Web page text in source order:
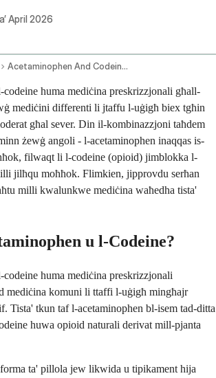
April 2026
Acetaminophen And Codeine Oral Route
huma mediċina preskrizzjonali għall-
mediċini differenti li jtaffu l-uġigħ biex tgħin
għal sever. Din il-kombinazzjoni taħdem
żewġ angoli - l-acetaminophen inaqqas is-
filwaqt li l-codeine (opioid) jimblokka l-
jilħqu moħħok. Flimkien, jipprovdu serħan
milli kwalunkwe mediċina waħedha tista'
u l-Codeine?
huma mediċina preskrizzjonali
mediċina komuni li ttaffi l-uġigħ mingħajr
Tista' tkun taf l-acetaminophen bl-isem tad-ditta
huwa opioid naturali derivat mill-pjanta
ta' pillola jew likwida u tipikament hija